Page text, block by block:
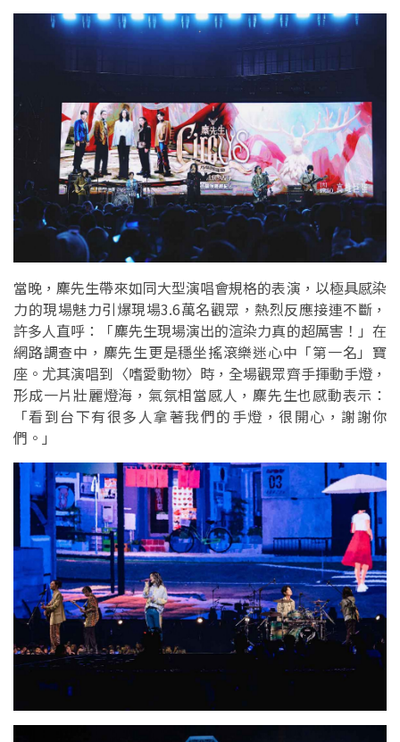
當晚，麋先生帶來如同大型演唱會規格的表演，以極具感染
力的現場魅力引爆現場3.6萬名觀眾，熱烈反應接連不斷，
許多人直呼：「麋先生現場演出的渲染力真的超厲害！」在
網路調查中，麋先生更是穩坐搖滾樂迷心中「第一名」寶
座。尤其演唱到〈嗜愛動物〉時，全場觀眾齊手揮動手燈，
形成一片壯麗燈海，氣氛相當感人，麋先生也感動表示：
「看到台下有很多人拿著我們的手燈，很開心，謝謝你
們。」